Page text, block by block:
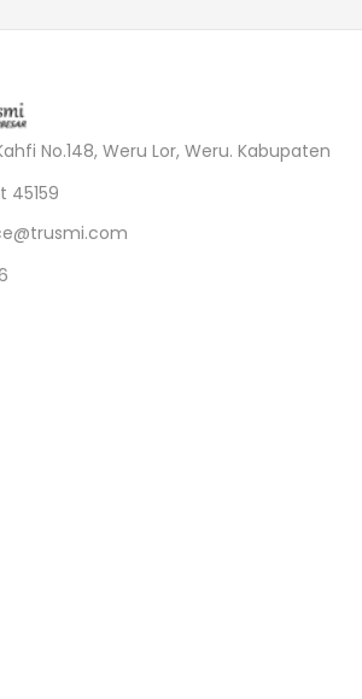
No.148, Weru Lor, Weru. Kabupaten
45159